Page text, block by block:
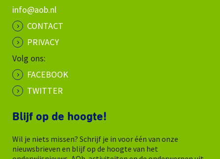
info@aob.nl
CONTACT
PRIVACY
Volg ons:
FACEBOOK
TWITTER
Blijf op de hoogte!
Wil je niets missen? Schrijf je in voor één van onze
nieuwsbrieven en blijf op de hoogte van het